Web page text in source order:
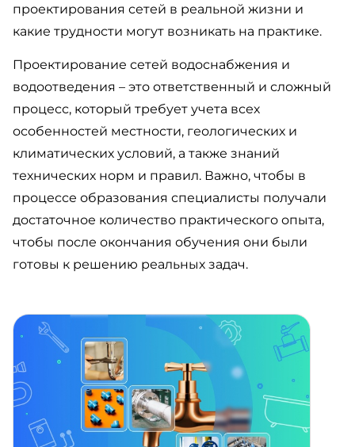
проектирования сетей в реальной жизни и
какие трудности могут возникать на практике.
Проектирование сетей водоснабжения и
водоотведения – это ответственный и сложный
процесс, который требует учета всех
особенностей местности, геологических и
климатических условий, а также знаний
технических норм и правил. Важно, чтобы в
процессе образования специалисты получали
достаточное количество практического опыта,
чтобы после окончания обучения они были
готовы к решению реальных задач.